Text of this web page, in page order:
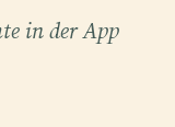
in der App